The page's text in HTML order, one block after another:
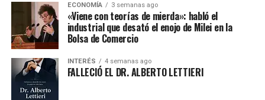
ECONOMÍA 3 semanas ago
«Viene con teorías de mierda»: habló el
industrial que desató el enojo de Milei en la
Bolsa de Comercio
INTERÉS 4 semanas ago
FALLECIÓ EL DR. ALBERTO LETTIERI